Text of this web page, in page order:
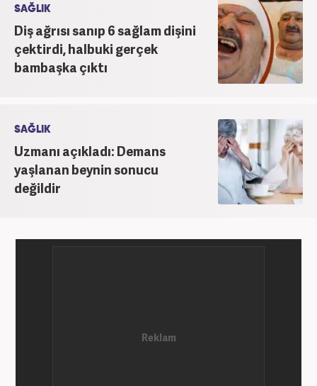
SAĞLIK
Diş ağrısı sanıp 6 sağlam dişini
çektirdi, halbuki gerçek
bambaşka çıktı
SAĞLIK
Uzmanı açıkladı: Demans
yaşlanan beynin sonucu
değildir